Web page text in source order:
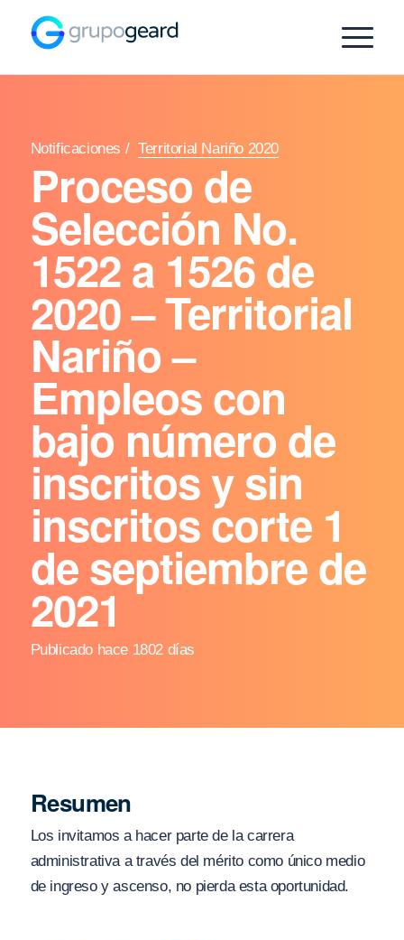
Notificaciones / Territorial Nariño 2020
Proceso de
Selección No.
1522 a 1526 de
2020 – Territorial
Nariño –
Empleos con
bajo número de
inscritos y sin
inscritos corte 1
de septiembre de
2021
Publicado hace 1802 días
Resumen
Los invitamos a hacer parte de la carrera
administrativa a través del mérito como único medio
de ingreso y ascenso, no pierda esta oportunidad.